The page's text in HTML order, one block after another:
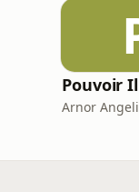
Pouvoir
Arnor Angeli